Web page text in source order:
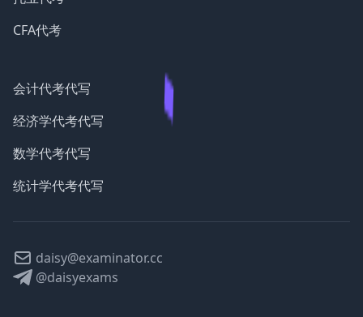
CFA代考
会计代考代写
经济学代考代写
数学代考代写
统计学代考代写
daisy@examinator.cc
@daisyexams